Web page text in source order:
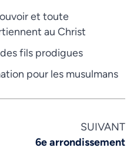
et toute
au Christ
fils prodigues
pour les musulmans
SUIVANT
6e arrondissement
Vietnamese